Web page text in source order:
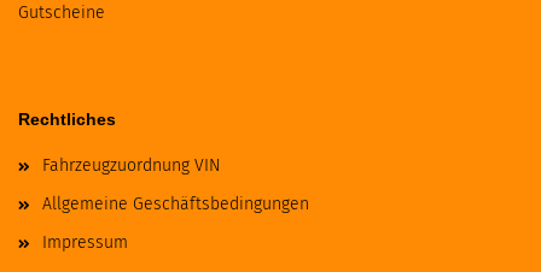
Gutscheine
Rechtliches
Fahrzeugzuordnung VIN
Allgemeine Geschäftsbedingungen
Impressum